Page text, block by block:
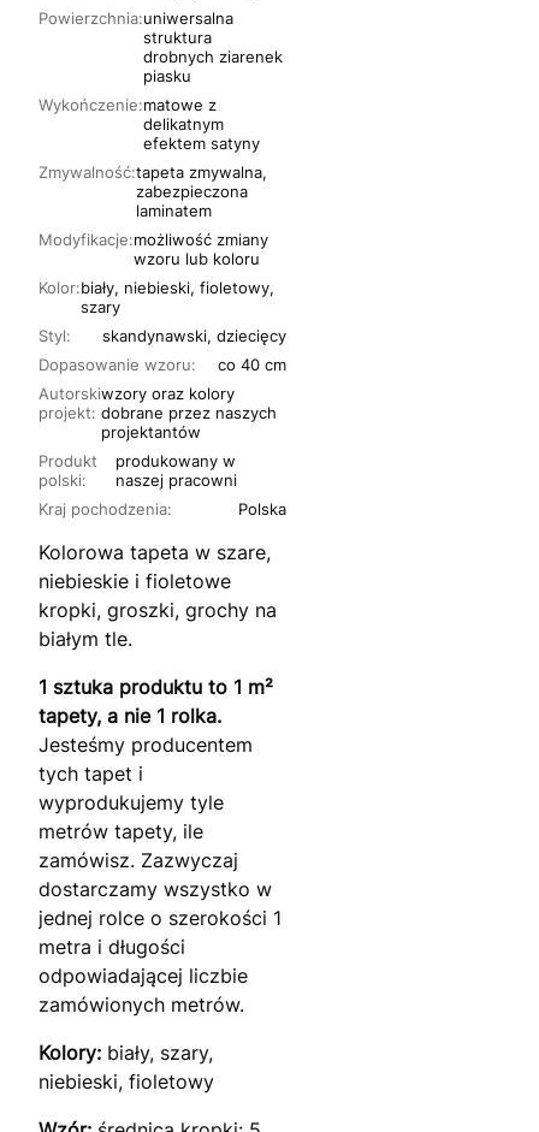
Powierzchnia:uniwersalna
struktura
drobnych ziarenek
piasku
Wykończenie:matowe z
delikatnym
efektem satyny
Zmywalność:tapeta zmywalna,
zabezpieczona
laminatem
Modyfikacje:możliwość zmiany
wzoru lub koloru
Kolor:biały, niebieski, fioletowy,
szary
Dopasowanie wzoru:
co 40 cm
Autorski
projekt:
wzory oraz kolory
dobrane przez naszych
projektantów
Produkt
polski:
produkowany w
naszej pracowni
Styl: skandynawski, dziecięcy
Kraj pochodzenia: Polska
Kolorowa tapeta w szare,
niebieskie i fioletowe
kropki, groszki, grochy na
białym tle.
1 sztuka produktu to 1 m²
tapety, a nie 1 rolka.
Jesteśmy producentem
tych tapet i
wyprodukujemy tyle
metrów tapety, ile
zamówisz. Zazwyczaj
dostarczamy wszystko w
jednej rolce o szerokości 1
metra i długości
odpowiadającej liczbie
zamówionych metrów.
Kolory: biały, szary,
niebieski, fioletowy